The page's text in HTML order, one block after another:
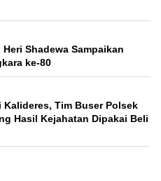
Shadewa Sampaikan
ke-80
Tim Buser Polsek
Hasil Kejahatan Dipakai Beli